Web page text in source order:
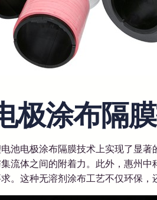
极涂布隔
池电极涂布隔膜技术上实现了显
流体之间的附着力。此外，惠州
。这种无溶剂涂布工艺不仅环保